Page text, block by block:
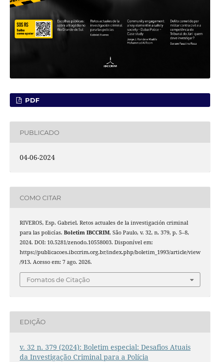
PDF
PUBLICADO
04-06-2024
COMO CITAR
RIVEROS, Esp. Gabriel. Retos actuales de la investigación criminal
para las policías. Boletim IBCCRIM, São Paulo, v. 32, n. 379, p. 5–8,
2024. DOI: 10.5281/zenodo.10558003. Disponível em:
https://publicacoes.ibccrim.org.br/index.php/boletim_1993/article/view
/913. Acesso em: 7 ago. 2026.
Fomatos de Citação
EDIÇÃO
v. 32 n. 379 (2024): Boletim especial: Desafios Atuais
da Investigação Criminal para a Polícia